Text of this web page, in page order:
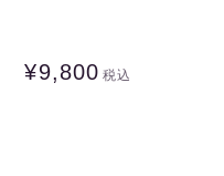
¥9,800 税込